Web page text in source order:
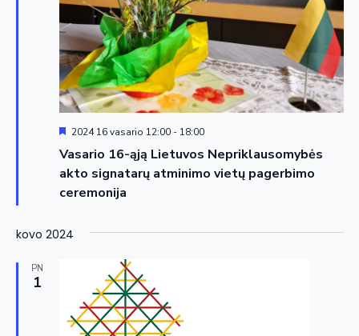
Vasario 16-ąją Lietuvos Nepriklausomybės
akto signatarų atminimo vietų pagerbimo
ceremonija
Siūloma
2024 16 vasario 12:00- 18:00
kovo 2024
PN
1